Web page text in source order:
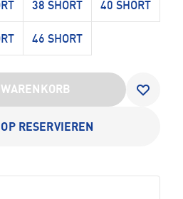
38 SHORT 40 SHORT
46 SHORT
WARENKORB
RESERVIEREN